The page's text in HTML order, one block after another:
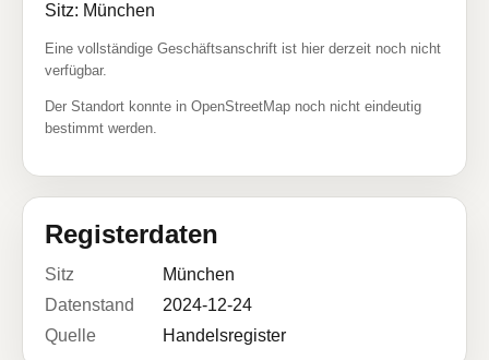
Sitz: München
Eine vollständige Geschäftsanschrift ist hier derzeit noch nicht
verfügbar.
Der Standort konnte in OpenStreetMap noch nicht eindeutig
bestimmt werden.
Registerdaten
Sitz
München
Datenstand
2024-12-24
Quelle
Handelsregister